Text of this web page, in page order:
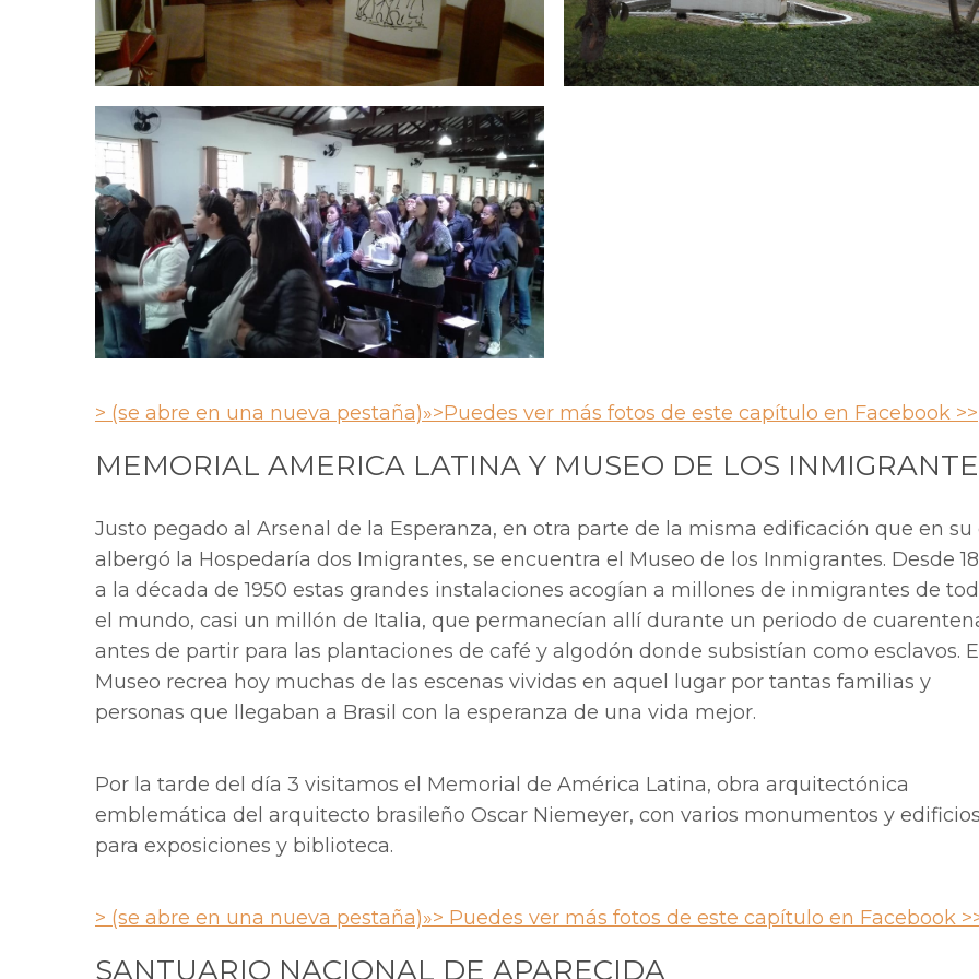
> (se abre en una nueva pestaña)»>Puedes ver más fotos de este capítulo en Facebook >>
MEMORIAL AMERICA LATINA Y MUSEO DE LOS
Justo pegado al Arsenal de la Esperanza, en otra parte de la misma edificación que en su
albergó la Hospedaría dos Imigrantes, se encuentra el Museo de los Inmigrantes. Desde
a la década de 1950 estas grandes instalaciones acogían a millones de inmigrantes de
el mundo, casi un millón de Italia, que permanecían allí durante un periodo de
antes de partir para las plantaciones de café y algodón donde subsistían como esclavos.
Museo recrea hoy muchas de las escenas vividas en aquel lugar por tantas familias y
personas que llegaban a Brasil con la esperanza de una vida mejor.
Por la tarde del día 3 visitamos el Memorial de América Latina, obra arquitectónica
emblemática del arquitecto brasileño Oscar Niemeyer, con varios monumentos y
para exposiciones y biblioteca.
> (se abre en una nueva pestaña)»> Puedes ver más fotos de este capítulo en Facebook
SANTUARIO NACIONAL DE APARECIDA